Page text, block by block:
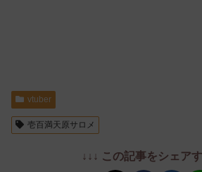
vtuber
壱百満天原サロメ
↓↓↓ この記事をシェア